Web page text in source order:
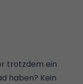
trotzdem ein
haben? Kein